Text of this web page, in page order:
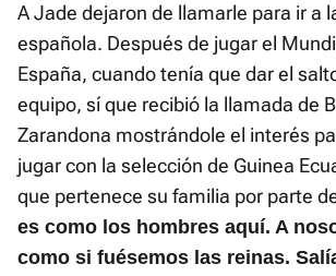
A Jade dejaron de llamarle para ir a
española. Después de jugar el
España, cuando tenía que dar el
equipo, sí que recibió la llamada de
Zarandona mostrándole el interés
jugar con la selección de Guinea
que pertenece su familia por parte
es como los hombres aquí. A
como si fuésemos las reinas.